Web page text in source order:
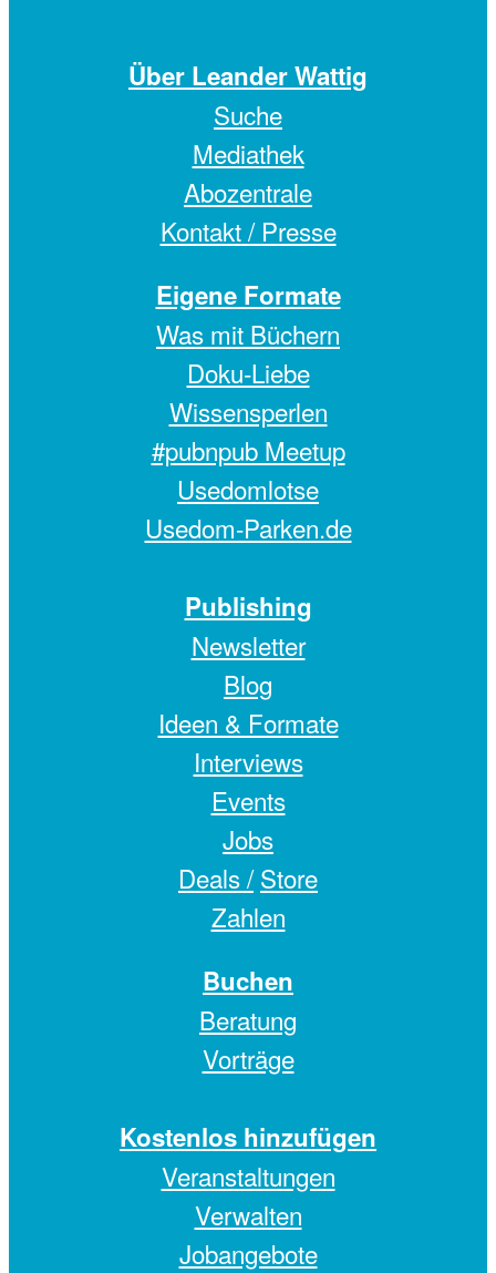
Über Leander Wattig
Suche
Mediathek
Abozentrale
Kontakt / Presse
Eigene Formate
Was mit Büchern
Doku-Liebe
Wissensperlen
#pubnpub Meetup
Usedomlotse
Usedom-Parken.de
Publishing
Newsletter
Blog
Ideen & Formate
Interviews
Events
Jobs
Deals / Store
Zahlen
Buchen
Beratung
Vorträge
Kostenlos hinzufügen
Veranstaltungen
Verwalten
Jobangebote